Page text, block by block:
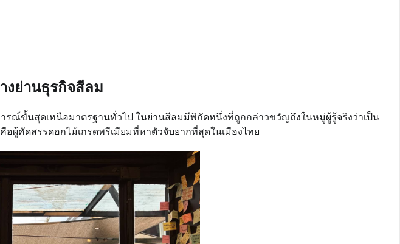
งย่านธุรกิจสีลม
รณ์ขั้นสุดเหนือมาตรฐานทั่วไป ในย่านสีลมมีพิกัดหนึ่งที่ถูกกล่าวขวัญถึงในหมู่ผู้รู้จริงว่าเป็น
อผู้คัดสรรดอกไม้เกรดพรีเมียมที่หาตัวจับยากที่สุดในเมืองไทย